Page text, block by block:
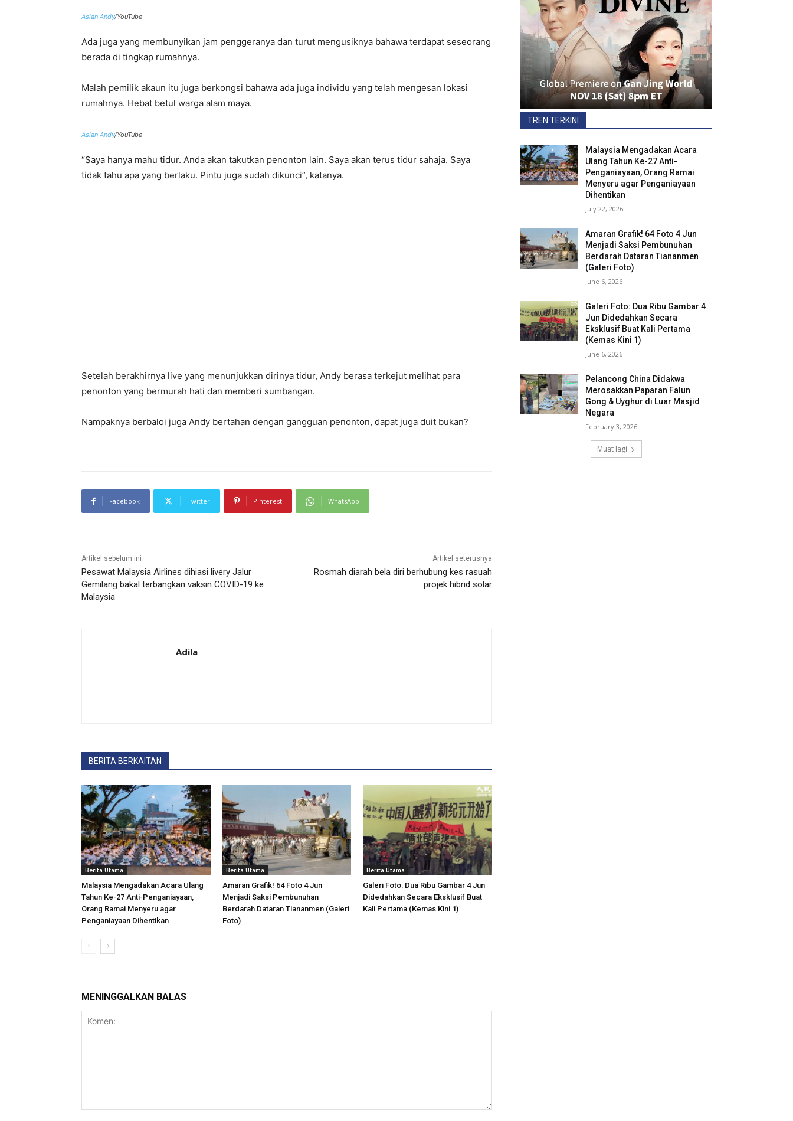
Asian Andy/YouTube
Ada juga yang membunyikan jam penggeranya dan turut mengusiknya bahawa terdapat seseorang
berada di tingkap rumahnya.
Malah pemilik akaun itu juga berkongsi bahawa ada juga individu yang telah mengesan lokasi
rumahnya. Hebat betul warga alam maya.
Asian Andy/YouTube
“Saya hanya mahu tidur. Anda akan takutkan penonton lain. Saya akan terus tidur sahaja. Saya
tidak tahu apa yang berlaku. Pintu juga sudah dikunci”, katanya.
Setelah berakhirnya live yang menunjukkan dirinya tidur, Andy berasa terkejut melihat para
penonton yang bermurah hati dan memberi sumbangan.
Nampaknya berbaloi juga Andy bertahan dengan gangguan penonton, dapat juga duit bukan?
Facebook Twitter Pinterest WhatsApp
Artikel sebelum ini
Pesawat Malaysia Airlines dihiasi livery Jalur
Gemilang bakal terbangkan vaksin COVID-19 ke
Malaysia
Artikel seterusnya
Rosmah diarah bela diri berhubung kes rasuah
projek hibrid solar
Adila
BERITA BERKAITAN
Berita Utama
Malaysia Mengadakan Acara Ulang
Tahun Ke-27 Anti-Penganiayaan,
Orang Ramai Menyeru agar
Penganiayaan Dihentikan
Berita Utama
Amaran Grafik! 64 Foto 4 Jun
Menjadi Saksi Pembunuhan
Berdarah Dataran Tiananmen (Galeri
Foto)
Berita Utama
Galeri Foto: Dua Ribu Gambar 4 Jun
Didedahkan Secara Eksklusif Buat
Kali Pertama (Kemas Kini 1)
MENINGGALKAN BALAS
TREN TERKINI
Malaysia Mengadakan Acara
Ulang Tahun Ke-27 Anti-
Penganiayaan, Orang Ramai
Menyeru agar Penganiayaan
Dihentikan
July 22, 2026
Amaran Grafik! 64 Foto 4 Jun
Menjadi Saksi Pembunuhan
Berdarah Dataran Tiananmen
(Galeri Foto)
June 6, 2026
Galeri Foto: Dua Ribu Gambar 4
Jun Didedahkan Secara
Eksklusif Buat Kali Pertama
(Kemas Kini 1)
June 6, 2026
Pelancong China Didakwa
Merosakkan Paparan Falun
Gong & Uyghur di Luar Masjid
Negara
February 3, 2026
Muat lagi